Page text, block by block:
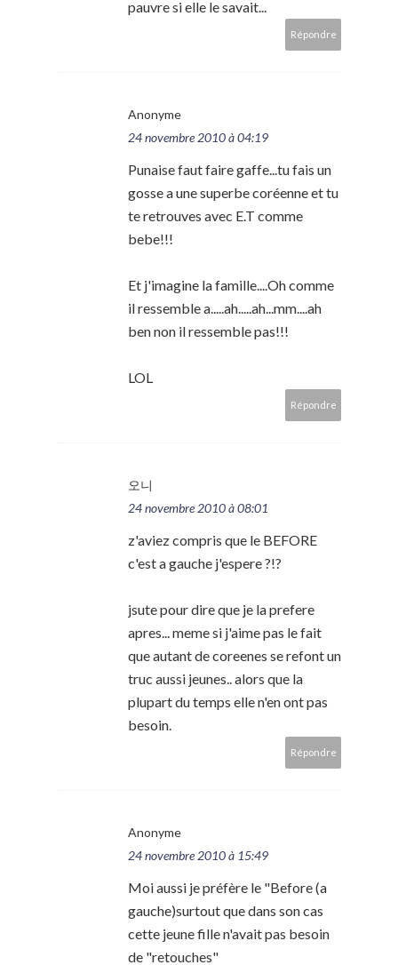
pauvre si elle le savait...
Répondre
Anonyme
24 novembre 2010 à 04:19
Punaise faut faire gaffe...tu fais un
gosse a une superbe coréenne et tu
te retrouves avec E.T comme
bebe!!!
Et j'imagine la famille....Oh comme
il ressemble a.....ah.....ah...mm....ah
ben non il ressemble pas!!!
LOL
Répondre
오니
24 novembre 2010 à 08:01
z'aviez compris que le BEFORE
c'est a gauche j'espere ?!?
jsute pour dire que je la prefere
apres... meme si j'aime pas le fait
que autant de coreenes se refont un
truc aussi jeunes.. alors que la
plupart du temps elle n'en ont pas
besoin.
Répondre
Anonyme
24 novembre 2010 à 15:49
Moi aussi je préfère le "Before (a
gauche)surtout que dans son cas
cette jeune fille n'avait pas besoin
de "retouches"